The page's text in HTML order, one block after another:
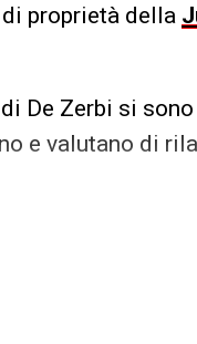
proprietà della
De Zerbi si
e valutano di